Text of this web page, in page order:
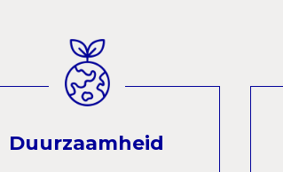
Duurzaamheid